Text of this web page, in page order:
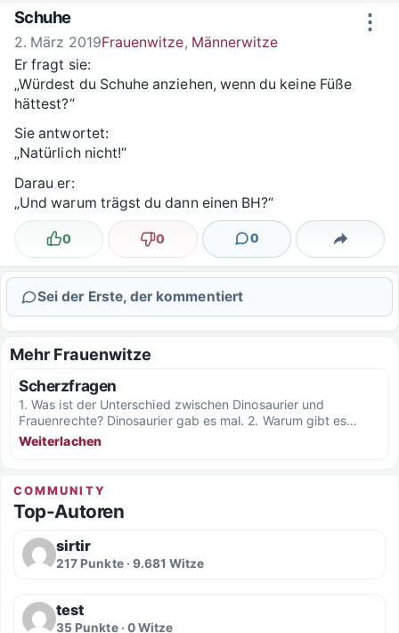
Zum Inhalt springen ⋮
Schuhe
2. März 2019Frauenwitze, Männerwitze
Er fragt sie:
„Würdest du Schuhe anziehen, wenn du keine Füße
hättest?“
Sie antwortet:
„Natürlich nicht!“
Darau er:
„Und warum trägst du dann einen BH?“
Lustig
0 Nicht lustig
0 0
Kommentare Teilen
Sei der Erste, der kommentiert
Mehr Frauenwitze
Scherzfragen
1. Was ist der Unterschied zwischen Dinosaurier und
Frauenrechte? Dinosaurier gab es mal. 2. Warum gibt es
mehr...
Weiterlachen
COMMUNITY
Top-Autoren
sirtir
217 Punkte · 9.681 Witze
test
35 Punkte · 0 Witze